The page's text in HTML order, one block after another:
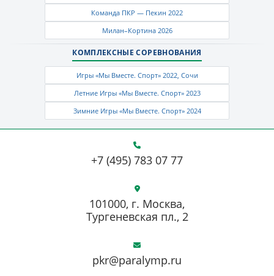
Команда ПКР — Пекин 2022
Милан–Кортина 2026
КОМПЛЕКСНЫЕ СОРЕВНОВАНИЯ
Игры «Мы Вместе. Спорт» 2022, Сочи
Летние Игры «Мы Вместе. Спорт» 2023
Зимние Игры «Мы Вместе. Спорт» 2024
+7 (495) 783 07 77
pkr@paralymp.ru
101000, г. Москва,
Тургеневская пл., 2